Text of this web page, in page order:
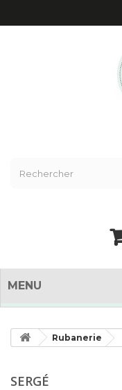
MENU
Rubanerie
SERGÉ